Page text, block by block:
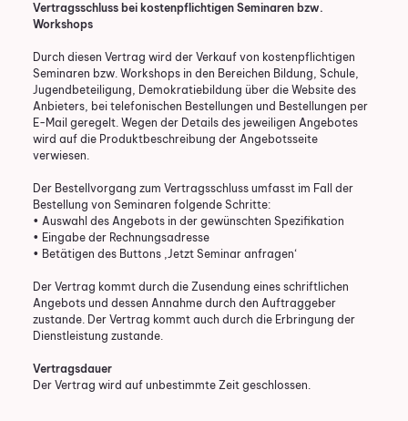
Vertragsschluss bei kostenpflichtigen Seminaren bzw.
Workshops
Durch diesen Vertrag wird der Verkauf von kostenpflichtigen
Seminaren bzw. Workshops in den Bereichen Bildung, Schule,
Jugendbeteiligung, Demokratiebildung über die Website des
Anbieters, bei telefonischen Bestellungen und Bestellungen per
E-Mail geregelt. Wegen der Details des jeweiligen Angebotes
wird auf die Produktbeschreibung der Angebotsseite
verwiesen.
Der Bestellvorgang zum Vertragsschluss umfasst im Fall der
Bestellung von Seminaren folgende Schritte:
• Auswahl des Angebots in der gewünschten Spezifikation
• Eingabe der Rechnungsadresse
• Betätigen des Buttons ‚Jetzt Seminar anfragen‘
Der Vertrag kommt durch die Zusendung eines schriftlichen
Angebots und dessen Annahme durch den Auftraggeber
zustande. Der Vertrag kommt auch durch die Erbringung der
Dienstleistung zustande.
Vertragsdauer
Der Vertrag wird auf unbestimmte Zeit geschlossen.